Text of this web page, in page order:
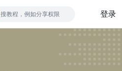
搜教程，例如分享权限 登录